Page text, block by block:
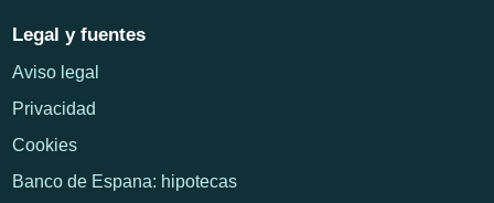
Legal y fuentes
Aviso legal
Privacidad
Cookies
Banco de Espana: hipotecas